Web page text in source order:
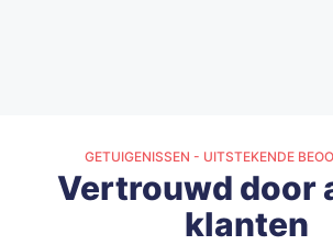
GETUIGENISSEN - UITSTEKENDE
Vertrouwd door
klanten